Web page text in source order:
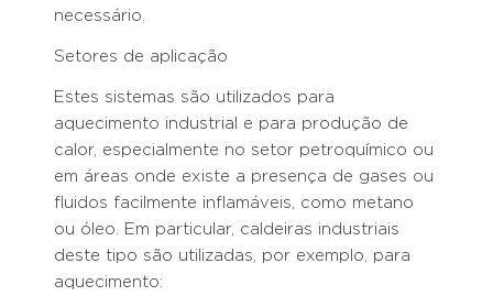
necessário.
Setores de aplicação
Estes sistemas são utilizados para
aquecimento industrial e para produção de
calor, especialmente no setor petroquímico ou
em áreas onde existe a presença de gases ou
fluidos facilmente inflamáveis, como metano
ou óleo. Em particular, caldeiras industriais
deste tipo são utilizadas, por exemplo, para
aquecimento: